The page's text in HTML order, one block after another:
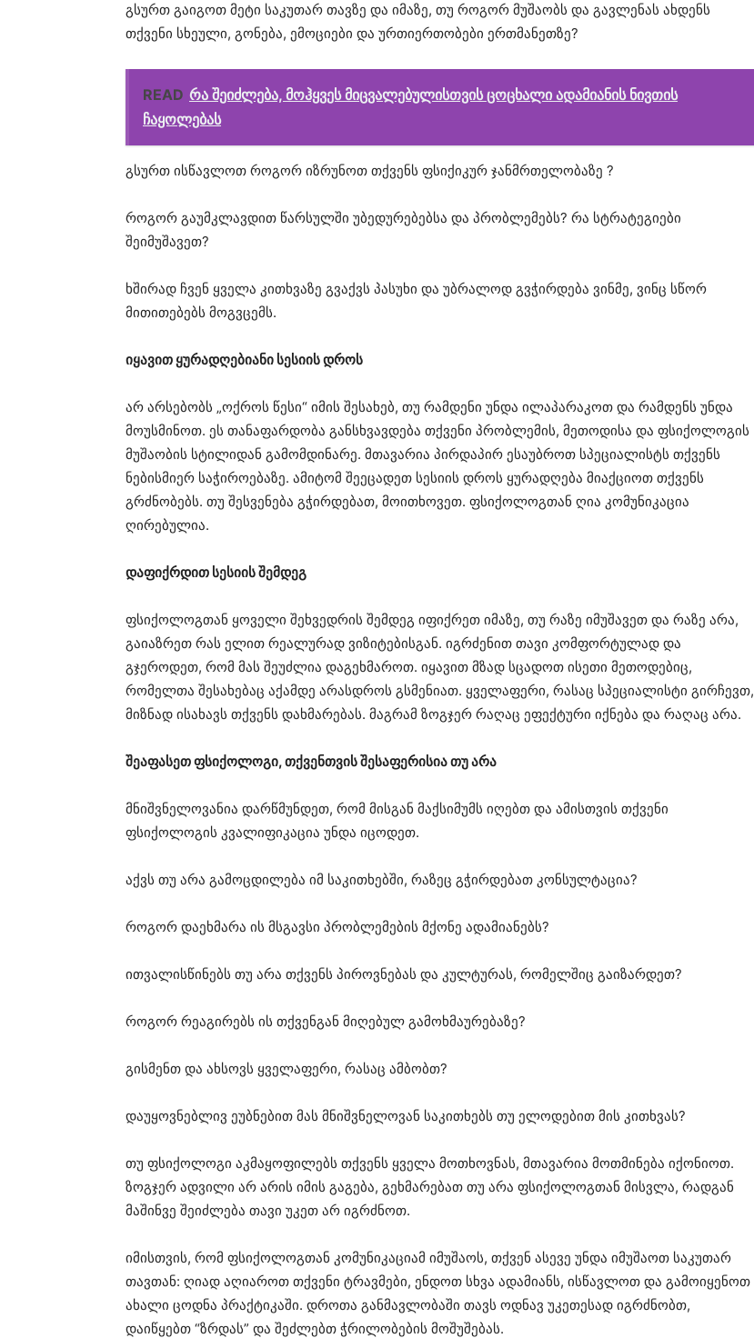
გსურთ გაიგოთ მეტი საკუთარ თავზე და იმაზე, თუ როგორ მუშაობს და გავლენას ახდენს
თქვენი სხეული, გონება, ემოციები და ურთიერთობები ერთმანეთზე?
READ რა შეიძლება, მოჰყვეს მიცვალებულისთვის ცოცხალი ადამიანის ნივთის
ჩაყოლებას
გსურთ ისწავლოთ როგორ იზრუნოთ თქვენს ფსიქიკურ ჯანმრთელობაზე ?
როგორ გაუმკლავდით წარსულში უბედურებებსა და პრობლემებს? რა სტრატეგიები
შეიმუშავეთ?
ხშირად ჩვენ ყველა კითხვაზე გვაქვს პასუხი და უბრალოდ გვჭირდება ვინმე, ვინც სწორ
მითითებებს მოგვცემს.
იყავით ყურადღებიანი სესიის დროს
არ არსებობს „ოქროს წესი“ იმის შესახებ, თუ რამდენი უნდა ილაპარაკოთ და რამდენს უნდა
მოუსმინოთ. ეს თანაფარდობა განსხვავდება თქვენი პრობლემის, მეთოდისა და ფსიქოლოგის
მუშაობის სტილიდან გამომდინარე. მთავარია პირდაპირ ესაუბროთ სპეციალისტს თქვენს
ნებისმიერ საჭიროებაზე. ამიტომ შეეცადეთ სესიის დროს ყურადღება მიაქციოთ თქვენს
გრძნობებს. თუ შესვენება გჭირდებათ, მოითხოვეთ. ფსიქოლოგთან ღია კომუნიკაცია
ღირებულია.
დაფიქრდით სესიის შემდეგ
ფსიქოლოგთან ყოველი შეხვედრის შემდეგ იფიქრეთ იმაზე, თუ რაზე იმუშავეთ და რაზე არა,
გაიაზრეთ რას ელით რეალურად ვიზიტებისგან. იგრძენით თავი კომფორტულად და
გჯეროდეთ, რომ მას შეუძლია დაგეხმაროთ. იყავით მზად სცადოთ ისეთი მეთოდებიც,
რომელთა შესახებაც აქამდე არასდროს გსმენიათ. ყველაფერი, რასაც სპეციალისტი გირჩევთ,
მიზნად ისახავს თქვენს დახმარებას. მაგრამ ზოგჯერ რაღაც ეფექტური იქნება და რაღაც არა.
შეაფასეთ ფსიქოლოგი, თქვენთვის შესაფერისია თუ არა
მნიშვნელოვანია დარწმუნდეთ, რომ მისგან მაქსიმუმს იღებთ და ამისთვის თქვენი
ფსიქოლოგის კვალიფიკაცია უნდა იცოდეთ.
აქვს თუ არა გამოცდილება იმ საკითხებში, რაზეც გჭირდებათ კონსულტაცია?
როგორ დაეხმარა ის მსგავსი პრობლემების მქონე ადამიანებს?
ითვალისწინებს თუ არა თქვენს პიროვნებას და კულტურას, რომელშიც გაიზარდეთ?
როგორ რეაგირებს ის თქვენგან მიღებულ გამოხმაურებაზე?
გისმენთ და ახსოვს ყველაფერი, რასაც ამბობთ?
დაუყოვნებლივ ეუბნებით მას მნიშვნელოვან საკითხებს თუ ელოდებით მის კითხვას?
თუ ფსიქოლოგი აკმაყოფილებს თქვენს ყველა მოთხოვნას, მთავარია მოთმინება იქონიოთ.
ზოგჯერ ადვილი არ არის იმის გაგება, გეხმარებათ თუ არა ფსიქოლოგთან მისვლა, რადგან
მაშინვე შეიძლება თავი უკეთ არ იგრძნოთ.
იმისთვის, რომ ფსიქოლოგთან კომუნიკაციამ იმუშაოს, თქვენ ასევე უნდა იმუშაოთ საკუთარ
თავთან: ღიად აღიაროთ თქვენი ტრავმები, ენდოთ სხვა ადამიანს, ისწავლოთ და გამოიყენოთ
ახალი ცოდნა პრაქტიკაში. დროთა განმავლობაში თავს ოდნავ უკეთესად იგრძნობთ,
დაიწყებთ “ზრდას” და შეძლებთ ჭრილობების მოშუშებას.